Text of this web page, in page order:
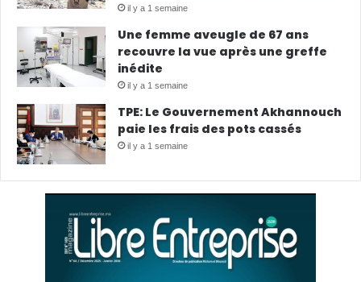
il y a 1 semaine
Une femme aveugle de 67 ans
recouvre la vue après une greffe
inédite
il y a 1 semaine
TPE: Le Gouvernement Akhannouch
paie les frais des pots cassés
il y a 1 semaine